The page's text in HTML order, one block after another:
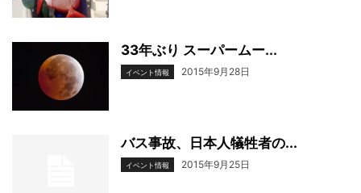
33年ぶり スーパームー...
イベント情報 2015年9月28日
バス事故、日本人犠牲者の...
イベント情報 2015年9月25日